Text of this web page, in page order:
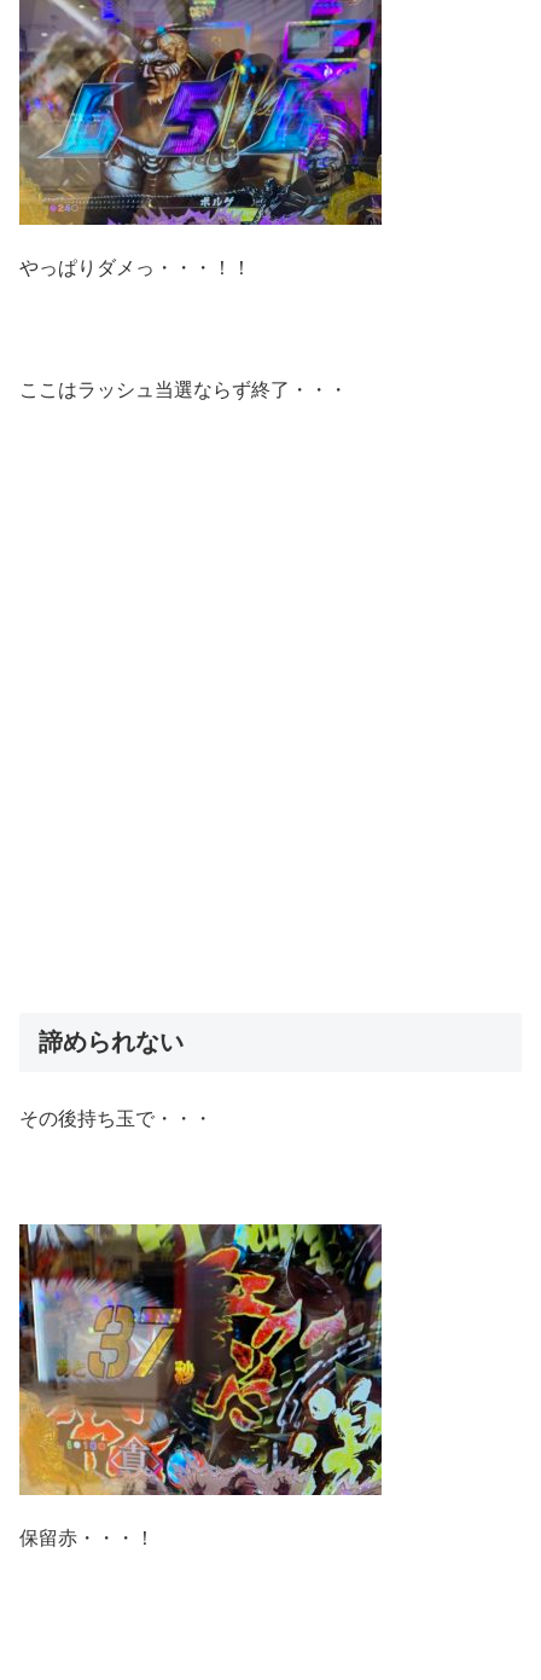
やっぱりダメっ・・・！！
ここはラッシュ当選ならず終了・・・
諦められない
その後持ち玉で・・・
保留赤・・・！